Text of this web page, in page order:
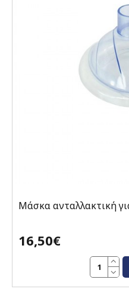
Μάσκα ανταλλακτική
16,50€